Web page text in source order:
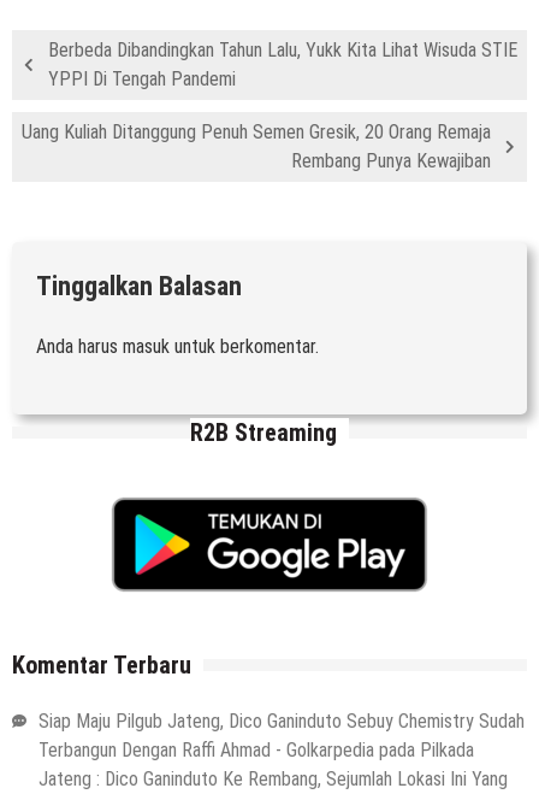
Berbeda Dibandingkan Tahun Lalu, Yukk Kita Lihat Wisuda STIE
YPPI Di Tengah Pandemi
Uang Kuliah Ditanggung Penuh Semen Gresik, 20 Orang Remaja
Rembang Punya Kewajiban
Tinggalkan Balasan
Anda harus masuk untuk berkomentar.
R2B Streaming
Komentar Terbaru
Siap Maju Pilgub Jateng, Dico Ganinduto Sebuy Chemistry Sudah
Terbangun Dengan Raffi Ahmad - Golkarpedia pada Pilkada
Jateng : Dico Ganinduto Ke Rembang, Sejumlah Lokasi Ini Yang